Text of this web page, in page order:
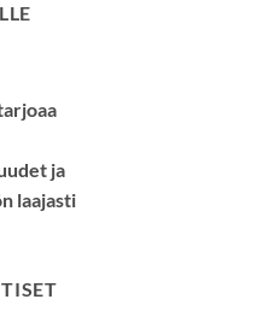
ja
laajasti